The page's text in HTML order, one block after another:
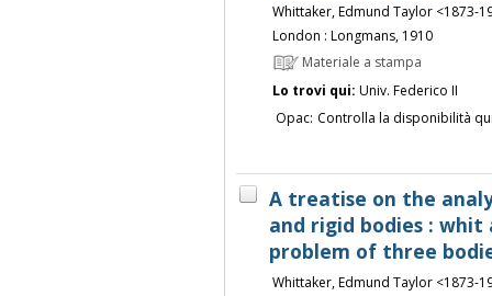
Whittaker, Edmund Taylor <1873-
London : Longmans, 1910
Materiale a stampa
Lo trovi qui: Univ. Federico II
Opac: Controlla la disponibilità
A treatise on the
and rigid bodies :
problem of three
Whittaker, Edmund Taylor <1873-